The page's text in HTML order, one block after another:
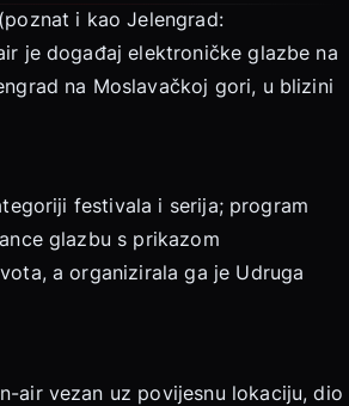
i kao Jelengrad:
je događaj elektroničke glazbe na
na Moslavačkoj gori, u blizini
festivala i serija; program
glazbu s prikazom
a organizirala ga je Udruga
air vezan uz povijesnu lokaciju, dio